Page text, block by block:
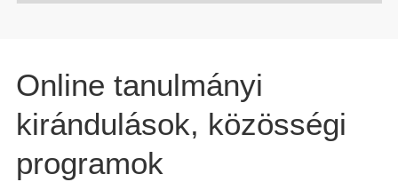
Online tanulmányi
kirándulások, közösségi
programok